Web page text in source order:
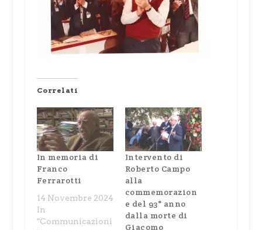
Correlati
In memoria di
Franco
Ferrarotti
14 Novembre 2024
In
"Communicazioni
Intervento di
Roberto Campo
alla
commemorazion
e del 93° anno
dalla morte di
Giacomo